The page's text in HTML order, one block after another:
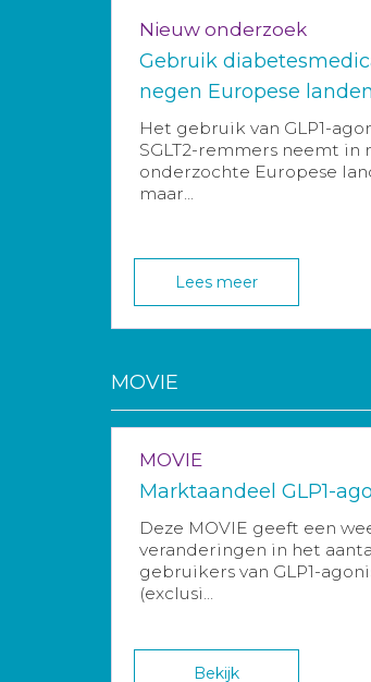
Nieuw onderzoek
Gebruik
negen Europese landen
Het gebruik van GLP1-
SGLT2-remmers neemt in
onderzochte Europese
maar...
Lees meer
MOVIE
MOVIE
Marktaandeel GLP1-
Deze MOVIE geeft een
veranderingen in het
gebruikers van GLP1-
(exclusi...
Bekijk